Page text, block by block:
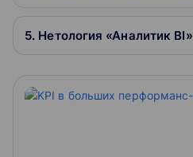
5. Нетология «Аналитик BI»